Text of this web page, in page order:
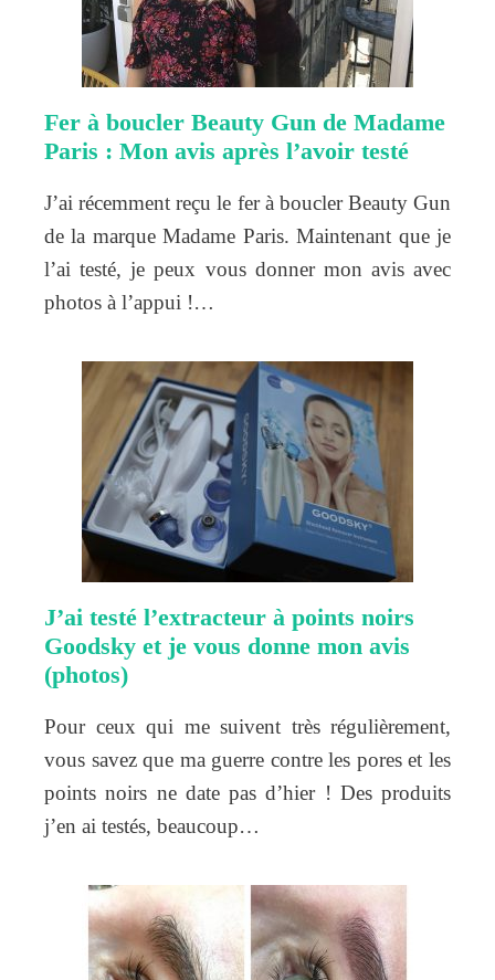
Fer à boucler Beauty Gun de Madame
Paris : Mon avis après l’avoir testé
J’ai récemment reçu le fer à boucler Beauty Gun
de la marque Madame Paris. Maintenant que je
l’ai testé, je peux vous donner mon avis avec
photos à l’appui !…
J’ai testé l’extracteur à points noirs
Goodsky et je vous donne mon avis
(photos)
Pour ceux qui me suivent très régulièrement,
vous savez que ma guerre contre les pores et les
points noirs ne date pas d’hier ! Des produits
j’en ai testés, beaucoup…